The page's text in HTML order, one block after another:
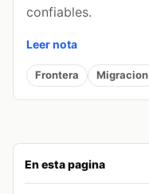
En esta pagina
confiables.
Leer nota
Frontera Migracion